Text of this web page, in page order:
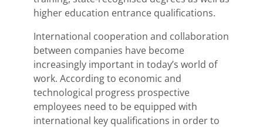
higher education entrance qualifications.
International cooperation and collaboration
between companies have become
increasingly important in today’s world of
work. According to economic and
technological progress prospective
employees need to be equipped with
international key qualifications in order to